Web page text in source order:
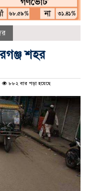
শহর
৮৮২ বার পড়া হয়েছে